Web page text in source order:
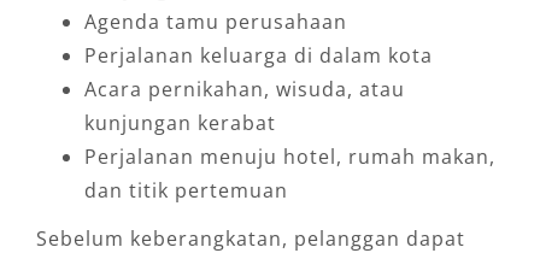
Agenda tamu perusahaan
Perjalanan keluarga di dalam kota
Acara pernikahan, wisuda, atau
kunjungan kerabat
Perjalanan menuju hotel, rumah makan,
dan titik pertemuan
Sebelum keberangkatan, pelanggan dapat